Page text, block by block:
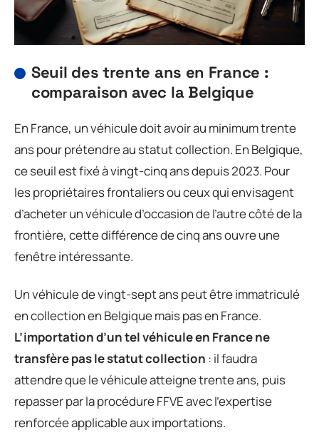
Seuil des trente ans en France :
comparaison avec la Belgique
En France, un véhicule doit avoir au minimum trente
ans pour prétendre au statut collection. En Belgique,
ce seuil est fixé à vingt-cinq ans depuis 2023. Pour
les propriétaires frontaliers ou ceux qui envisagent
d’acheter un véhicule d’occasion de l’autre côté de la
frontière, cette différence de cinq ans ouvre une
fenêtre intéressante.
Un véhicule de vingt-sept ans peut être immatriculé
en collection en Belgique mais pas en France.
L’importation d’un tel véhicule en France ne
transfère pas le statut collection : il faudra
attendre que le véhicule atteigne trente ans, puis
repasser par la procédure FFVE avec l’expertise
renforcée applicable aux importations.